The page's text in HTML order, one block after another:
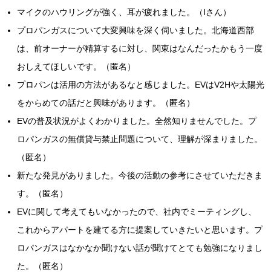
マイクのハウリングが強く、耳が疲れました。（Iさん）
プロパンガスについて大変興味を深く伺いました。北海道西部
は、前オーナーが精算するに対し、関東はなんだったかもう一度
おしえてほしいです。（匿名）
プロパンは活用の方法があるなと感じました。EVはV2Hや太陽光
をからめての話だと興味があります。（匿名）
EVの普及状況がよくわかりました。全然知りませんでした。プ
ロパンガスの無償貸与禁止問題について、理解が深まりました。
（匿名）
新たな発見がありました。今後の活動の参考にさせていただきま
す。（匿名）
EVに関して考えてもいなかったので、社内でミーティングし、
これからアパートを建てる方に提案していきたいと思います。プ
ロパンガスはなかなか聞けない話が聞けてとても勉強になりまし
た。（匿名）